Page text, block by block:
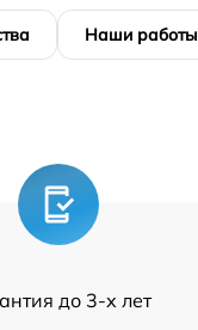
Наши работы
до 3-х лет